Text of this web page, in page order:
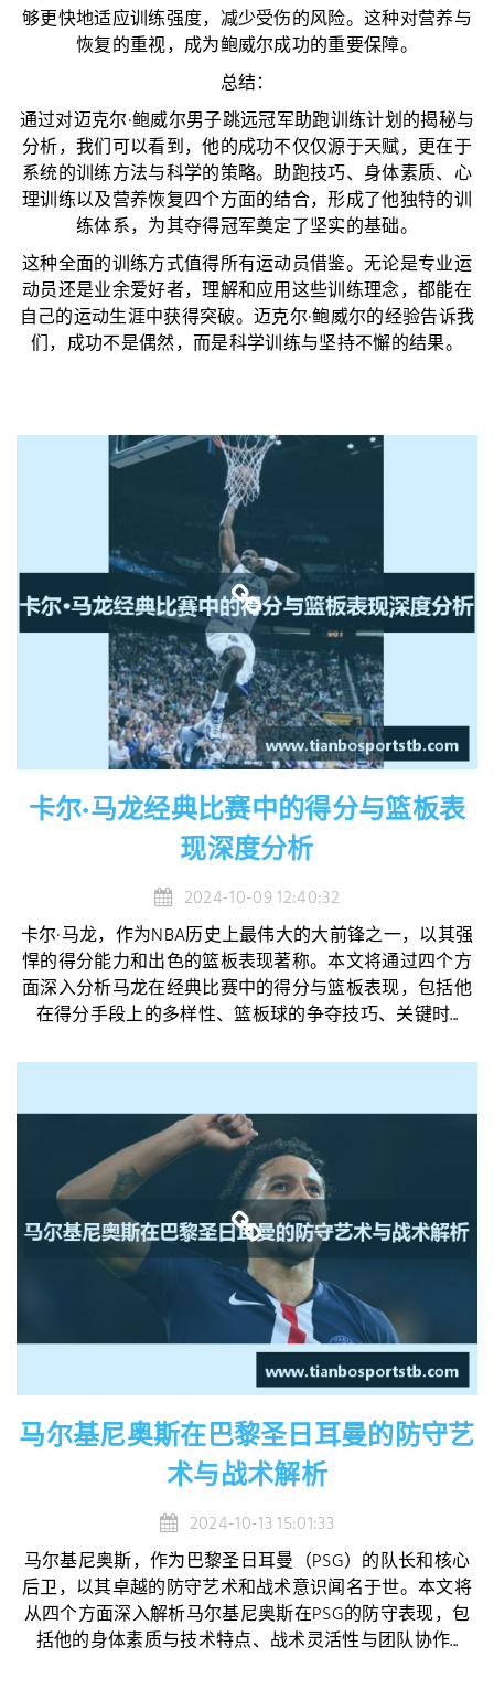
够更快地适应训练强度，减少受伤的风险。这种对营养与
恢复的重视，成为鲍威尔成功的重要保障。
总结：
通过对迈克尔·鲍威尔男子跳远冠军助跑训练计划的揭秘与
分析，我们可以看到，他的成功不仅仅源于天赋，更在于
系统的训练方法与科学的策略。助跑技巧、身体素质、心
理训练以及营养恢复四个方面的结合，形成了他独特的训
练体系，为其夺得冠军奠定了坚实的基础。
这种全面的训练方式值得所有运动员借鉴。无论是专业运
动员还是业余爱好者，理解和应用这些训练理念，都能在
自己的运动生涯中获得突破。迈克尔·鲍威尔的经验告诉我
们，成功不是偶然，而是科学训练与坚持不懈的结果。
卡尔·马龙经典比赛中的得分与篮板表
现深度分析
2024-10-09 12:40:32
卡尔·马龙，作为NBA历史上最伟大的大前锋之一，以其强
悍的得分能力和出色的篮板表现著称。本文将通过四个方
面深入分析马龙在经典比赛中的得分与篮板表现，包括他
在得分手段上的多样性、篮板球的争夺技巧、关键时...
马尔基尼奥斯在巴黎圣日耳曼的防守艺
术与战术解析
2024-10-13 15:01:33
马尔基尼奥斯，作为巴黎圣日耳曼（PSG）的队长和核心
后卫，以其卓越的防守艺术和战术意识闻名于世。本文将
从四个方面深入解析马尔基尼奥斯在PSG的防守表现，包
括他的身体素质与技术特点、战术灵活性与团队协作...